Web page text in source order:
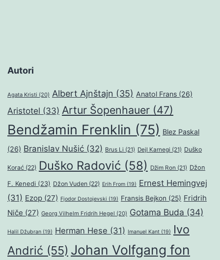
Autori
Agata Kristi (20) Albert Ajnštajn (35) Anatol Frans (26)
Aristotel (33) Artur Šopenhauer (47)
Bendžamin Frenklin (75) Blez Paskal
(26) Branislav Nušić (32) Brus Li (21) Dejl Karnegi (21) Duško
Korać (22) Duško Radović (58) Džim Ron (21) Džon
F. Kenedi (23) Džon Vuden (22) Erih From (19) Ernest Hemingvej
(31) Ezop (27) Fjodor Dostojevski (19) Fransis Bejkon (25) Fridrih
Niče (27) Georg Vilhelm Fridrih Hegel (20) Gotama Buda (34)
Halil Džubran (19) Herman Hese (31) Imanuel Kant (19)
Ivo
Andrić (55) Johan Volfgang fon